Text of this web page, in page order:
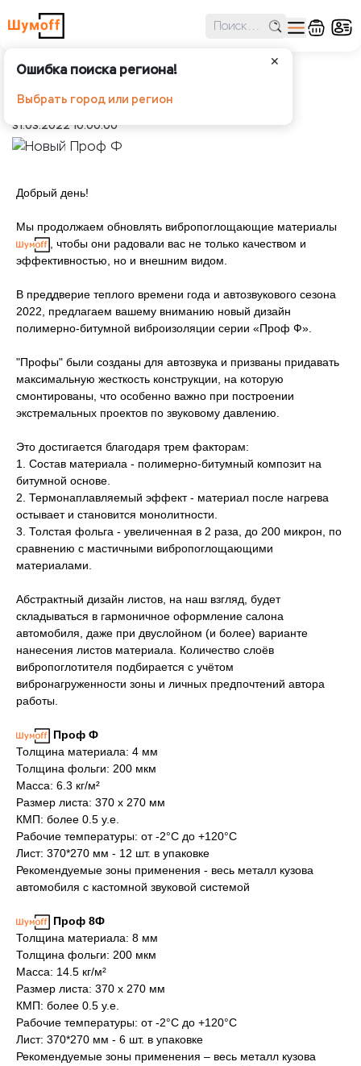
✕
Ошибка поиска региона!
Выбрать город или регион
Новый Проф Ф
Шумоff Новости Новый Проф Ф
31.03.2022 10:00:00
Добрый день!
Мы продолжаем обновлять вибропоглощающие материалы
, чтобы они радовали вас не только качеством и
эффективностью, но и внешним видом.
В преддверие теплого времени года и автозвукового сезона
2022, предлагаем вашему вниманию новый дизайн
полимерно-битумной виброизоляции серии «Проф Ф».
"Профы" были созданы для автозвука и призваны придавать
максимальную жесткость конструкции, на которую
смонтированы, что особенно важно при построении
экстремальных проектов по звуковому давлению.
Это достигается благодаря трем факторам:
1. Состав материала - полимерно-битумный композит на
битумной основе.
2. Термонаплавляемый эффект - материал после нагрева
остывает и становится монолитности.
3. Толстая фольга - увеличенная в 2 раза, до 200 микрон, по
сравнению с мастичными вибропоглощающими
материалами.
Абстрактный дизайн листов, на наш взгляд, будет
складываться в гармоничное оформление салона
автомобиля, даже при двуслойном (и более) варианте
нанесения листов материала. Количество слоёв
вибропоглотителя подбирается с учётом
вибронагруженности зоны и личных предпочтений автора
работы.
Проф Ф
Толщина материала: 4 мм
Толщина фольги: 200 мкм
Масса: 6.3 кг/м²
Размер листа: 370 х 270 мм
КМП: более 0.5 у.е.
Рабочие температуры: от -2°С до +120°С
Лист: 370*270 мм - 12 шт. в упаковке
Рекомендуемые зоны применения - весь металл кузова
автомобиля с кастомной звуковой системой
Проф 8Ф
Толщина материала: 8 мм
Толщина фольги: 200 мкм
Масса: 14.5 кг/м²
Размер листа: 370 х 270 мм
КМП: более 0.5 у.е.
Рабочие температуры: от -2°С до +120°С
Лист: 370*270 мм - 6 шт. в упаковке
Рекомендуемые зоны применения – весь металл кузова